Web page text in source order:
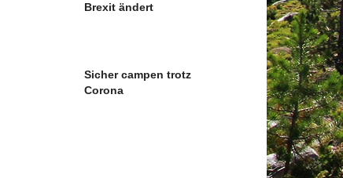
Brexit ändert
Sicher campen trotz
Corona